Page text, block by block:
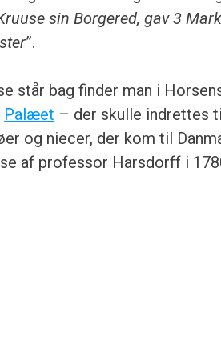
sin Borgered, gav 3
”.
står bag finder man i
Palæet – der skulle indrettes
og niecer, der kom til
af professor Harsdorff i